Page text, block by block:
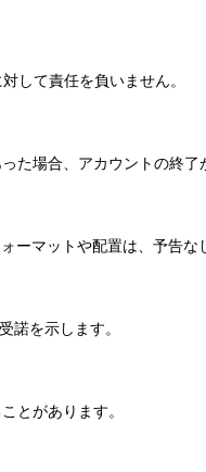
して責任を負いません。
た場合、アカウントの終了
ーマットや配置は、予告な
諾を示します。
とがあります。